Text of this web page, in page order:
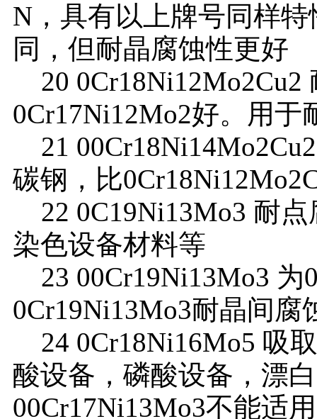
N，具有以上牌号同样
同，但耐晶腐蚀性更好
20 0Cr18Ni12Mo2Cu2
0Cr17Ni12Mo2好。用于
21
碳钢，比
22 0C19Ni13Mo3 耐点
染色设备材料等
23 00Cr19Ni13Mo3 为
0Cr19Ni13Mo3耐晶间腐
24 0Cr18Ni16Mo5 吸
酸设备，磷酸设备，漂
00Cr17Ni13Mo3不能适